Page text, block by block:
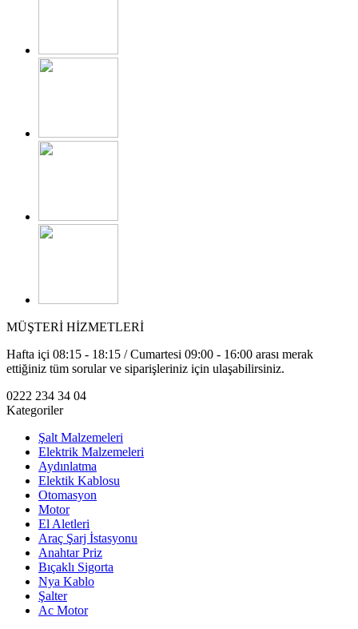
MÜŞTERİ HİZMETLERİ
Hafta içi 08:15 - 18:15 / Cumartesi 09:00 - 16:00 arası merak
ettiğiniz tüm sorular ve siparişleriniz için ulaşabilirsiniz.
0222 234 34 04
Kategoriler
Şalt Malzemeleri
Elektrik Malzemeleri
Aydınlatma
Elektik Kablosu
Otomasyon
Motor
El Aletleri
Araç Şarj İstasyonu
Anahtar Priz
Bıçaklı Sigorta
Nya Kablo
Şalter
Ac Motor